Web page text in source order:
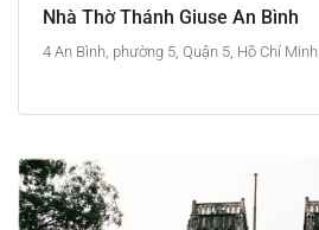
Nhà Thờ Thánh Giuse An Bình
4 An Bình, phường 5, Quận 5, Hồ Chí Minh